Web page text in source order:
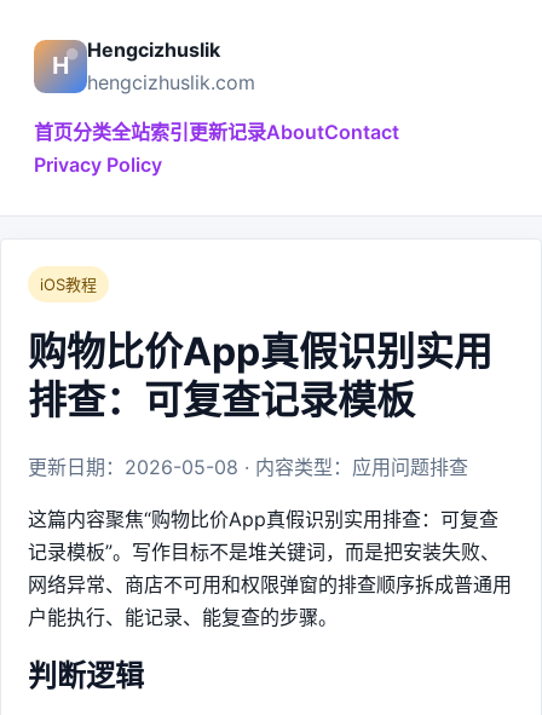
Hengcizhuslik
hengcizhuslik.com
首页分类全站索引 更新记录AboutContact
Privacy Policy
iOS教程
购物比价App真假识别实用
排查：可复查记录模板
更新日期：2026-05-08 · 内容类型：应用问题排查
这篇内容聚焦“购物比价App真假识别实用排查：可复查
记录模板”。写作目标不是堆关键词，而是把安装失败、
网络异常、商店不可用和权限弹窗的排查顺序拆成普通用
户能执行、能记录、能复查的步骤。
判断逻辑